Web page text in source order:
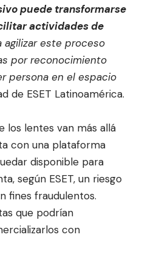
puede transformarse
actividadesde
este proceso
por reconocimiento
persona en el espacio
de ESET Latinoamérica.
los lentes van más allá
con una plataforma
disponible para
según ESET, un riesgo
fines fraudulentos.
que podrían
con